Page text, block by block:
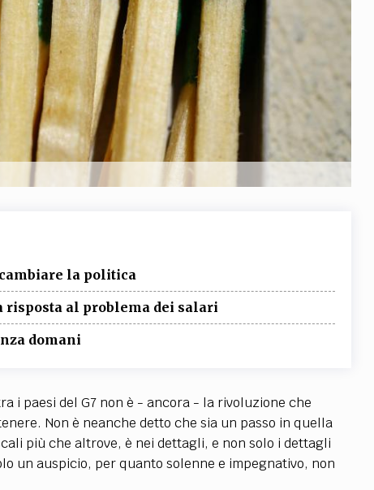
SOCIAL MEDIA
la politica
al problema dei salari
domani
i paesi del G7 non è - ancora - la rivoluzione che
Non è neanche detto che sia un passo in quella
più che altrove, è nei dettagli, e non solo i dettagli
un auspicio, per quanto solenne e impegnativo, non